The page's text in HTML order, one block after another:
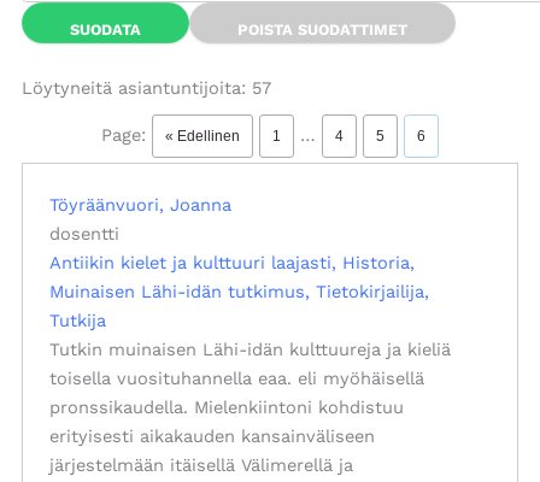
Löytyneitä asiantuntijoita: 57
Page: « Edellinen 1 … 4 5 6
Töyräänvuori, Joanna
dosentti
Antiikin kielet ja kulttuuri laajasti
Historia
Muinaisen Lähi-idän tutkimus Tietokirjailija
Tutkija
Tutkin muinaisen Lähi-idän kulttuureja ja kieliä
toisella vuosituhannella eaa. eli myöhäisellä
pronssikaudella. Mielenkiintoni kohdistuu
erityisesti aikakauden kansainväliseen
järjestelmään itäisellä Välimerellä ja